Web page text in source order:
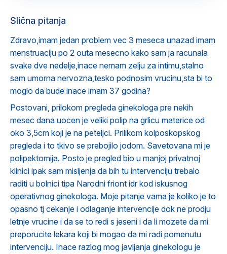
Slična pitanja
Zdravo,imam jedan problem vec 3 meseca unazad imam
menstruaciju po 2 outa mesecno kako sam ja racunala
svake dve nedelje,inace nemam zelju za intimu,stalno
sam umorna nervozna,tesko podnosim vrucinu,sta bi to
moglo da bude inace imam 37 godina?
Postovani, prilokom pregleda ginekologa pre nekih
mesec dana uocen je veliki polip na grlicu materice od
oko 3,5cm koji je na peteljci. Prilikom kolposkopskog
pregleda i to tkivo se prebojilo jodom. Savetovana mi je
polipektomija. Posto je pregled bio u manjoj privatnoj
klinici ipak sam misljenja da bih tu intervenciju trebalo
raditi u bolnici tipa Narodni friont idr kod iskusnog
operativnog ginekologa. Moje pitanje vama je koliko je to
opasno tj cekanje i odlaganje intervencije dok ne prodju
letnje vrucine i da se to redi s jeseni i da li mozete da mi
preporucite lekara koji bi mogao da mi radi pomenutu
intervenciju. Inace razlog mog javljanja ginekologu je